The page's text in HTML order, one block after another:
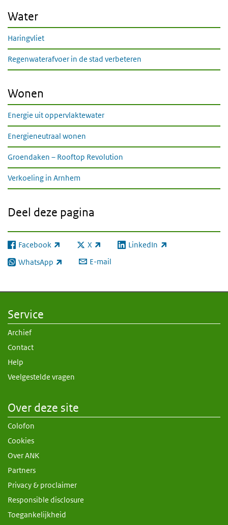
Water
Haringvliet
Regenwaterafvoer in de stad verbeteren
Wonen
Energie uit oppervlaktewater
Energieneutraal wonen
Groendaken – Rooftop Revolution
Verkoeling in Arnhem
Deel deze pagina
Facebook
(externe link) X
(externe link) LinkedIn
(externe link)
WhatsApp
(externe link) E-mail
Service
Archief
Contact
Help
Veelgestelde vragen
Over deze site
Colofon
Cookies
Over ANK
Partners
Privacy & proclaimer
Responsible disclosure
Toegankelijkheid